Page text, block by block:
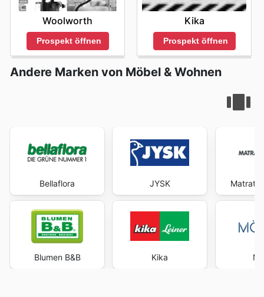
Woolworth
Prospekt öffnen
Kika
Prospekt öffnen
Andere Marken von Möbel & Wohnen
Bellaflora
Blumen B&B
JYSK
Kika